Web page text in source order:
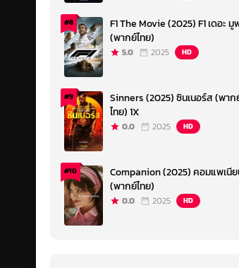
#8
F1 The Movie (2025) F1 เดอะ มู
(พากย์ไทย)
5.0 2025 HD
#9
Sinners (2025) ซินเนอร์ส (พาก
ไทย) 1X
0.0 2025 HD
#10
Companion (2025) คอมแพเนี
(พากย์ไทย)
0.0 2025 HD